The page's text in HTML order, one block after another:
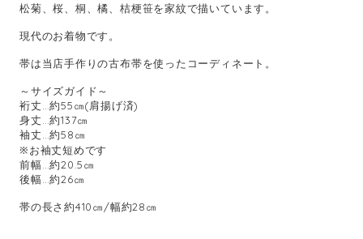
松菊、桜、桐、橘、桔梗笹を家紋で描いています。
現代のお着物です。
帯は当店手作りの古布帯を使ったコーディネート。
～サイズガイド～
裄丈…約55㎝(肩揚げ済)
身丈…約137㎝
袖丈…約58㎝
※お袖丈短めです
前幅…約20.5㎝
後幅…約26㎝
帯の長さ約410㎝/幅約28㎝